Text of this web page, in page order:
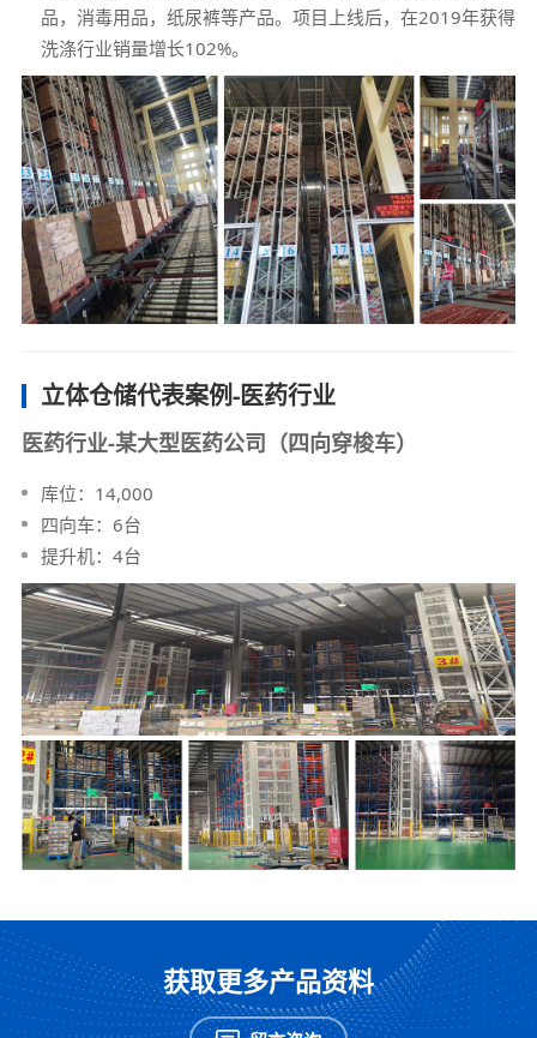
品，消毒用品，纸尿裤等产品。项目上线后，在2019年获得
洗涤行业销量增长102%。
立体仓储代表案例-医药行业
医药行业-某大型医药公司（四向穿梭车）
库位：14,000
四向车：6台
提升机：4台
获取更多产品资料